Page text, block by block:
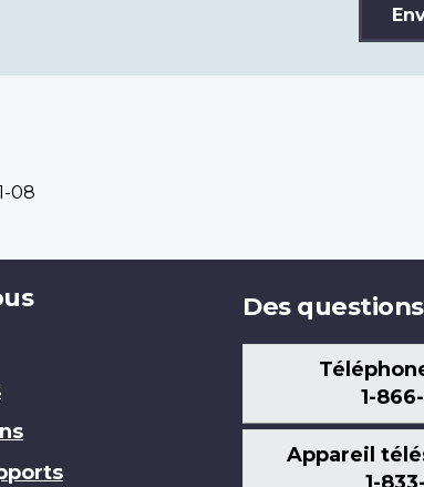
08
Des
1-
Appareil